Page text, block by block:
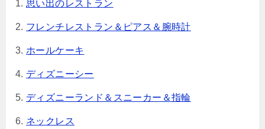
思い出のレストラン
フレンチレストラン＆ピアス＆腕時計
ホールケーキ
ディズニーシー
ディズニーランド＆スニーカー＆指輪
ネックレス